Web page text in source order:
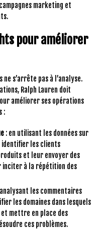
marketing et
pour améliorer
s’arrête pas à l’analyse.
Ralph Lauren doit
améliorer ses opérations
:
: en utilisant les données sur
identifier les clients
et leur envoyer des
inciter à la répétition des
les commentaires
les domaines dans lesquels
mettre en place des
ces problèmes.